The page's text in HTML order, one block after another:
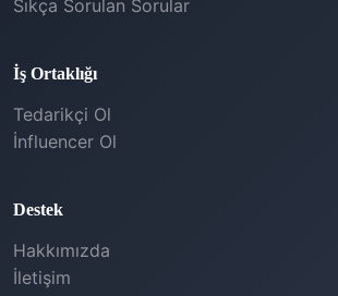
Sıkça Sorulan Sorular
İş Ortaklığı
Tedarikçi Ol
İnfluencer Ol
Destek
Hakkımızda
İletişim